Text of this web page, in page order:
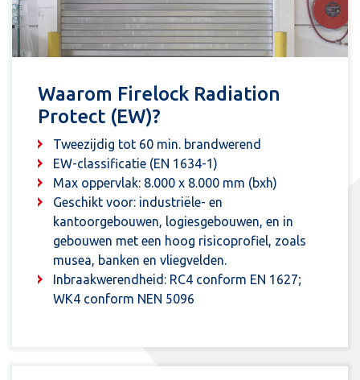
Waarom Firelock Radiation
Protect (EW)?
Tweezijdig tot 60 min. brandwerend
EW-classificatie (EN 1634-1)
Max oppervlak: 8.000 x 8.000 mm (bxh)
Geschikt voor: industriële- en
kantoorgebouwen, logiesgebouwen, en in
gebouwen met een hoog risicoprofiel, zoals
musea, banken en vliegvelden.
Inbraakwerendheid: RC4 conform EN 1627;
WK4 conform NEN 5096